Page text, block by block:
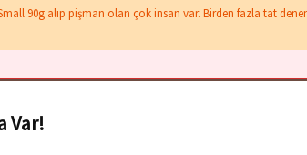
90g alıp pişman olan çok insan var. Birden fazla tat
Var!